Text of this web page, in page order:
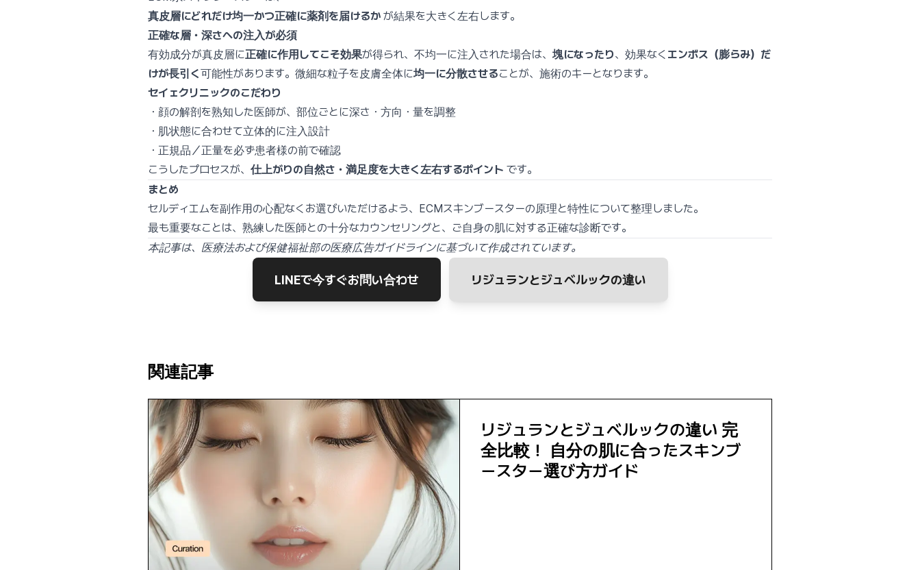
真皮層にどれだけ均一かつ正確に薬剤を届けるか が結果を大きく左右します。
正確な層・深さへの注入が必須
有効成分が真皮層に正確に作用してこそ効果が得られ、不均一に注入された場合は、 塊になったり、効果なく エンボス（膨らみ）だ
けが長引く可能性があります。微細な粒子を皮膚全体に均一に分散させることが、施術のキーとなります。
セイェクリニックのこだわり
・顔の解剖を熟知した医師が、部位ごとに深さ・方向・量を調整
・肌状態に合わせて立体的に注入設計
・正規品／正量を必ず患者様の前で確認
こうしたプロセスが、 仕上がりの自然さ・満足度を大きく左右するポイント です。
まとめ
セルディエムを副作用の心配なくお選びいただけるよう、ECMスキンブースターの原理と特性について整理しました。
最も重要なことは、熟練した医師との十分なカウンセリングと、ご自身の肌に対する正確な診断です。
本記事は、医療法および保健福祉部の医療広告ガイドラインに基づいて作成されています。
LINEで今すぐお問い合わせ リジュランとジュベルックの違い
関連記事
リジュランとジュベルックの違い 完
全比較！ 自分の肌に合ったスキンブ
ースター選び方ガイド